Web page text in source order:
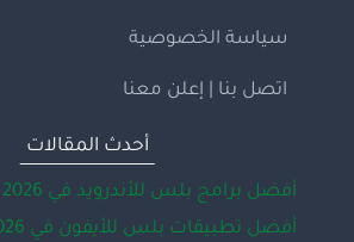
سياسة الخصوصية
اتصل بنا | إعلن معنا
أحدث المقالات
أفضل برامج بلس للأندرويد في 2026 وكيف تشتغل